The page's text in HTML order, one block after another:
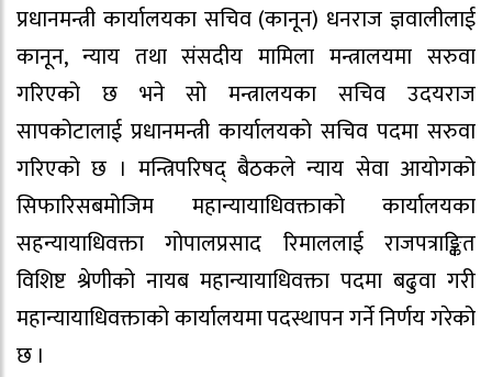
प्रधानमन्त्री कार्यालयका सचिव (कानून) धनराज ज्ञवालीलाई
कानून, न्याय तथा संसदीय मामिला मन्त्रालयमा सरुवा
गरिएको छ भने सो मन्त्रालयका सचिव उदयराज
सापकोटालाई प्रधानमन्त्री कार्यालयको सचिव पदमा सरुवा
गरिएको छ । मन्त्रिपरिषद् बैठकले न्याय सेवा आयोगको
सिफारिसबमोजिम महान्यायाधिवक्ताको कार्यालयका
सहन्यायाधिवक्ता गोपालप्रसाद रिमाललाई राजपत्राङ्कित
विशिष्ट श्रेणीको नायब महान्यायाधिवक्ता पदमा बढुवा गरी
महान्यायाधिवक्ताको कार्यालयमा पदस्थापन गर्ने निर्णय गरेको
छ ।